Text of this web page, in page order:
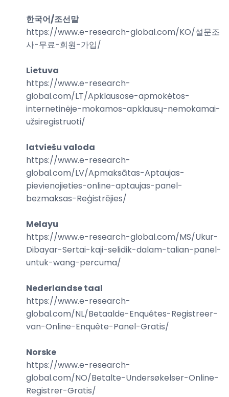
한국어/조선말
https://www.e-research-global.com/KO/설문조
사-무료-회원-가입/
Lietuva
https://www.e-research-
global.com/LT/Apklausose-apmokėtos-
internetinėje-mokamos-apklausų-nemokamai-
užsiregistruoti/
latviešu valoda
https://www.e-research-
global.com/LV/Apmaksātas-Aptaujas-
pievienojieties-online-aptaujas-panel-
bezmaksas-Reģistrējies/
Melayu
https://www.e-research-global.com/MS/Ukur-
Dibayar-Sertai-kaji-selidik-dalam-talian-panel-
untuk-wang-percuma/
Nederlandse taal
https://www.e-research-
global.com/NL/Betaalde-Enquêtes-Registreer-
van-Online-Enquête-Panel-Gratis/
Norske
https://www.e-research-
global.com/NO/Betalte-Undersøkelser-Online-
Registrer-Gratis/